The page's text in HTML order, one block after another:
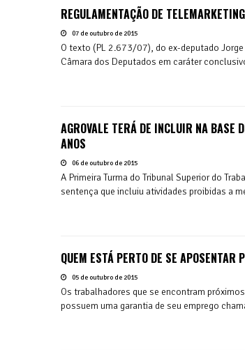
REGULAMENTAÇÃO DE
07 de outubro de 2015
O texto (PL 2.673/07), do ex-deputado
Câmara dos Deputados em caráter
AGROVALE TERÁ DE INCLUIR NA BASE
ANOS
06 de outubro de 2015
A Primeira Turma do Tribunal Superior do
sentença que incluiu atividades proibidas a
QUEM ESTÁ PERTO DE SE APOSENTAR
05 de outubro de 2015
Os trabalhadores que se encontram
possuem uma garantia de seu emprego